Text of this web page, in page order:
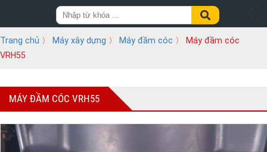
Trang chủ 〉 Máy xây dựng 〉 Máy đầm cóc 〉 Máy đầm cóc
VRH55
MÁY ĐẦM CÓC VRH55